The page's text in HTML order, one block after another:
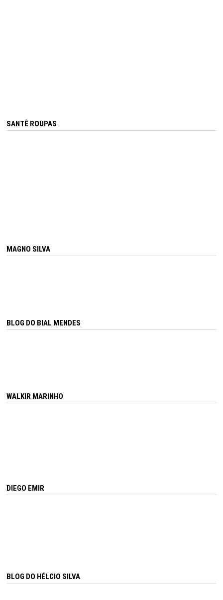
SANTÊ ROUPAS
MAGNO SILVA
BLOG DO BIAL MENDES
WALKIR MARINHO
DIEGO EMIR
BLOG DO HÉLCIO SILVA